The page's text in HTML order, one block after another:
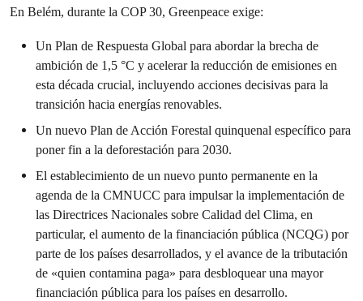
En Belém, durante la COP 30, Greenpeace exige:
Un Plan de Respuesta Global para abordar la brecha de
ambición de 1,5 °C y acelerar la reducción de emisiones en
esta década crucial, incluyendo acciones decisivas para la
transición hacia energías renovables.
Un nuevo Plan de Acción Forestal quinquenal específico para
poner fin a la deforestación para 2030.
El establecimiento de un nuevo punto permanente en la
agenda de la CMNUCC para impulsar la implementación de
las Directrices Nacionales sobre Calidad del Clima, en
particular, el aumento de la financiación pública (NCQG) por
parte de los países desarrollados, y el avance de la tributación
de «quien contamina paga» para desbloquear una mayor
financiación pública para los países en desarrollo.